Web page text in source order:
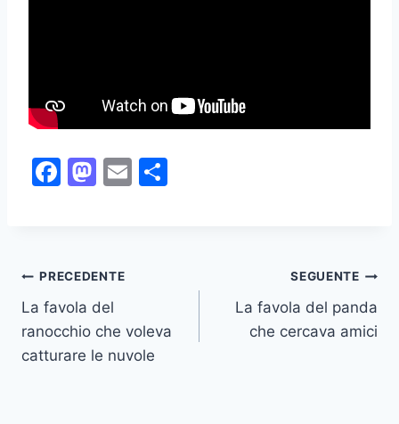
F
b
o
o
k
M
d
o
n
E
Navigazione
articoli
PRECEDENTE
La favola del
ranocchio che voleva
catturare le nuvole
SEGUENTE
La favola del panda
che cercava amici